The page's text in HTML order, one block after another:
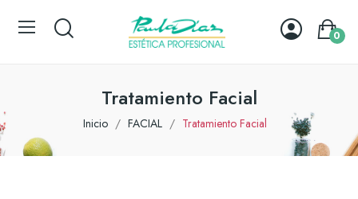
0
Tratamiento Facial
Inicio FACIAL Tratamiento Facial